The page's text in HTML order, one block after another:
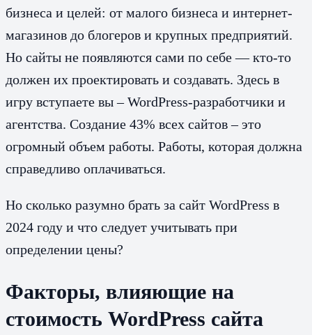
бизнеса и целей: от малого бизнеса и интернет-
магазинов до блогеров и крупных предприятий.
Но сайты не появляются сами по себе — кто-то
должен их проектировать и создавать. Здесь в
игру вступаете вы – WordPress-разработчики и
агентства. Создание 43% всех сайтов – это
огромный объем работы. Работы, которая должна
справедливо оплачиваться.
Но сколько разумно брать за сайт WordPress в
2024 году и что следует учитывать при
определении цены?
Факторы, влияющие на
стоимость WordPress сайта